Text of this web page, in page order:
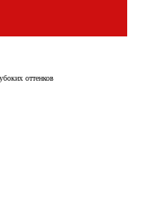
оттенков